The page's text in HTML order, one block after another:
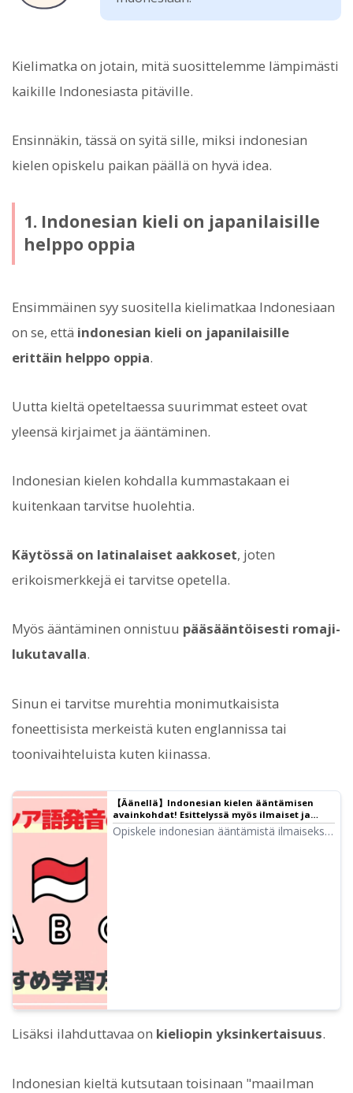
Kielimatka on jotain, mitä suosittelemme lämpimästi
kaikille Indonesiasta pitäville.
Ensinnäkin, tässä on syitä sille, miksi indonesian
kielen opiskelu paikan päällä on hyvä idea.
1. Indonesian kieli on japanilaisille
helppo oppia
Ensimmäinen syy suositella kielimatkaa Indonesiaan
on se, että indonesian kieli on japanilaisille
erittäin helppo oppia.
Uutta kieltä opeteltaessa suurimmat esteet ovat
yleensä kirjaimet ja ääntäminen.
Indonesian kielen kohdalla kummastakaan ei
kuitenkaan tarvitse huolehtia.
Käytössä on latinalaiset aakkoset, joten
erikoismerkkejä ei tarvitse opetella.
Myös ääntäminen onnistuu pääsääntöisesti romaji-
lukutavalla.
Sinun ei tarvitse murehtia monimutkaisista
foneettisista merkeistä kuten englannissa tai
toonivaihteluista kuten kiinassa.
【Äänellä】Indonesian kielen ääntämisen
avainkohdat! Esittelyssä myös ilmaiset ja
uusimmat suositellut opiskelutavat｜
Tekstinlukunohjelma Ondoku
Opiskele indonesian ääntämistä ilmaiseksi!
Lisäksi ilahduttavaa on kieliopin yksinkertaisuus.
Indonesian kieltä kutsutaan toisinaan "maailman